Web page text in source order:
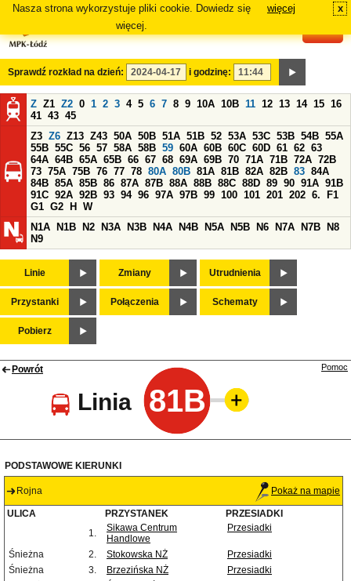
Nasza strona wykorzystuje pliki cookie. Dowiedz się
więcej.
więcej x
Sprawdź rozkład na dzień: i godzinę:
Z Z1 Z2 0 1 2 3 4 5 6 7 8 9 10A 10B 11 12 13 14 15 16
41 43 45
Z3 Z6 Z13 Z43 50A 50B 51A 51B 52 53A 53C 53B 54B 55A
55B 55C 56 57 58A 58B 59 60A 60B 60C 60D 61 62 63
64A 64B 65A 65B 66 67 68 69A 69B 70 71A 71B 72A 72B
73 75A 75B 76 77 78 80A 80B 81A 81B 82A 82B 83 84A
84B 85A 85B 86 87A 87B 88A 88B 88C 88D 89 90 91A 91B
91C 92A 92B 93 94 96 97A 97B 99 100 101 201 202 6.
F1
G1 G2 H
W
N1A
N1B N2 N3A N3B N4A N4B N5A N5B N6 N7A N7B
N8
N9
Linie Zmiany Utrudnienia
Przystanki Połączenia Schematy
Pobierz
Powrót
Linia 81B
Pomoc
PODSTAWOWE KIERUNKI
Rojna Pokaż na mapie
ULICA PRZYSTANEK
PRZESIADKI
1.
Sikawa Centrum
Handlowe
Przesiadki
Śnieżna 2. Stokowska NŻ
Przesiadki
Śnieżna
3. Brzezińska NŻ
Przesiadki